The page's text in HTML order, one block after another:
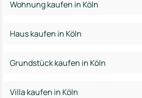
Wohnung kaufen in Köln
Haus kaufen in Köln
Grundstück kaufen in Köln
Villa kaufen in Köln